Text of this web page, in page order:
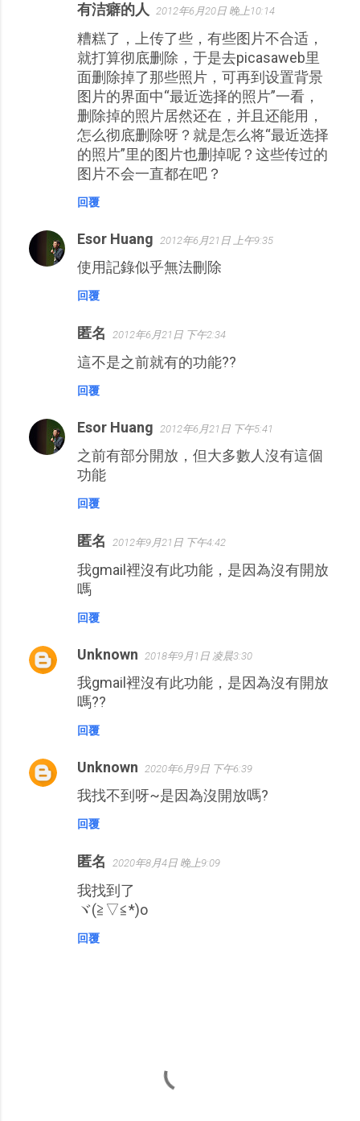
有洁癖的人 2012年6月20日 晚上10:14
糟糕了，上传了些，有些图片不合适，
就打算彻底删除，于是去picasaweb里
面删除掉了那些照片，可再到设置背景
图片的界面中“最近选择的照片”一看，
删除掉的照片居然还在，并且还能用，
怎么彻底删除呀？就是怎么将“最近选择
的照片”里的图片也删掉呢？这些传过的
图片不会一直都在吧？
回覆
Esor Huang 2012年6月21日 上午9:35
使用記錄似乎無法刪除
回覆
匿名 2012年6月21日 下午2:34
這不是之前就有的功能??
回覆
Esor Huang 2012年6月21日 下午5:41
之前有部分開放，但大多數人沒有這個
功能
回覆
匿名 2012年9月21日 下午4:42
我gmail裡沒有此功能，是因為沒有開放
嗎
回覆
Unknown 2018年9月1日 凌晨3:30
我gmail裡沒有此功能，是因為沒有開放
嗎??
回覆
Unknown 2020年6月9日 下午6:39
我找不到呀~是因為沒開放嗎?
回覆
匿名 2020年8月4日 晚上9:09
我找到了
ヾ(≧▽≦*)o
回覆